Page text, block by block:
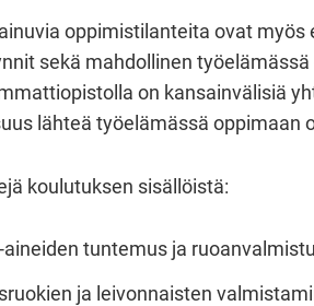
oppimistilanteita ovat
sekä mahdollinen
on kansainvälisiä
lähteä työelämässä oppimaan
koulutuksen sisällöistä:
aineiden tuntemus ja
ja leivonnaisten